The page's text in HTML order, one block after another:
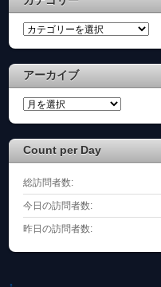
カ
リ
ー
アーカイブ
ア
イ
ブ
Count per Day
総訪問者数:
今日の訪問者数:
昨日の訪問者数: